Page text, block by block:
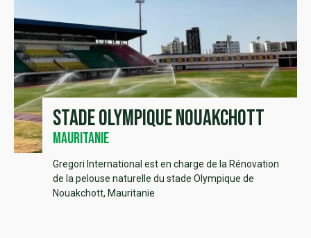
Stade Olympique Nouakchott
Mauritanie
Gregori International est en charge de la Rénovation
de la pelouse naturelle du stade Olympique de
Nouakchott, Mauritanie